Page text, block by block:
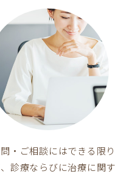
・ご相談にはできる限
診療ならびに治療に関